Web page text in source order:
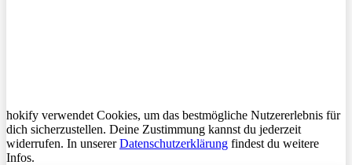
hokify verwendet Cookies, um das bestmögliche Nutzererlebnis für
dich sicherzustellen. Deine Zustimmung kannst du jederzeit
widerrufen. In unsererDatenschutzerklärung findest du weitere
Infos.